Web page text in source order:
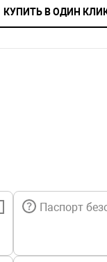
КУПИТЬ В ОДИН
Паспорт